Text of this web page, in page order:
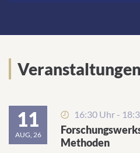
Veranstaltungen
11
AUG, 26
16:30 Uhr -
Methoden